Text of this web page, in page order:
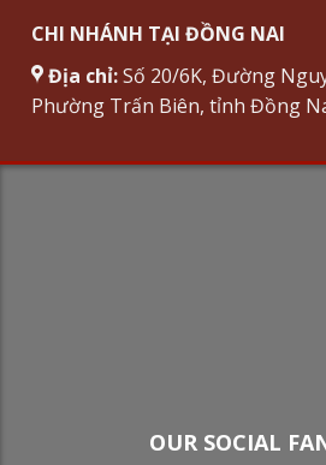
CHI NHÁNH TẠI ĐỒNG NAI
Địa chỉ:Số 20/6K, Đường
Phường Trấn Biên, tỉnh Đồng
OUR SOCIAL